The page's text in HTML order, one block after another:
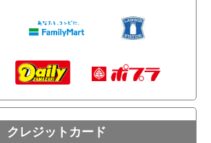
クレジットカード